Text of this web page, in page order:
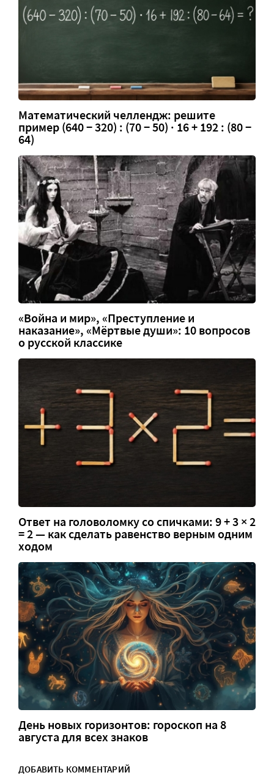
Математический челлендж: решите
пример (640 − 320) : (70 − 50) · 16 + 192 : (80 −
64)
«Война и мир», «Преступление и
наказание», «Мёртвые души»: 10 вопросов
о русской классике
Ответ на головоломку со спичками: 9 + 3 × 2
= 2 — как сделать равенство верным одним
ходом
День новых горизонтов: гороскоп на 8
августа для всех знаков
ДОБАВИТЬ КОММЕНТАРИЙ